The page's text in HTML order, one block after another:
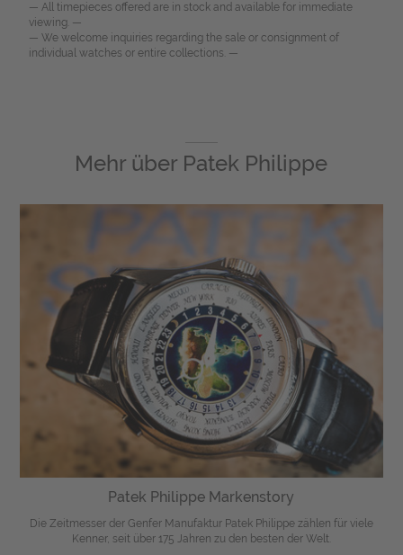
— All timepieces offered are in stock and available for immediate
viewing. —
— We welcome inquiries regarding the sale or consignment of
individual watches or entire collections. —
Mehr über Patek Philippe
Patek Philippe Markenstory
Die Zeitmesser der Genfer Manufaktur Patek Philippe zählen für viele
Kenner, seit über 175 Jahren zu den besten der Welt.